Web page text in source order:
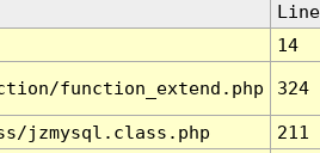
Line
14
function_extend.php 324
jzmysql.class.php
211